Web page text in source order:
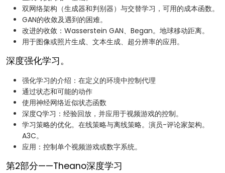
双网络架构（生成器和判别器）与交替学习，可用的成本函数。
GAN的收敛及遇到的困难。
改进的收敛：Wasserstein GAN、Began。地球移动距离。
用于图像或照片生成、文本生成、超分辨率的应用。
深度强化学习。
强化学习的介绍：在定义的环境中控制代理
通过状态和可能的动作
使用神经网络近似状态函数
深度Q学习：经验回放，并应用于视频游戏的控制。
学习策略的优化。在线策略与离线策略。演员-评论家架构。
A3C。
应用：控制单个视频游戏或数字系统。
第2部分——Theano深度学习